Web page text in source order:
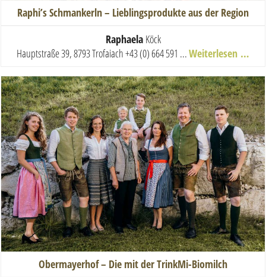
Raphi’s Schmankerln – Lieblingsprodukte aus der Region
Raphaela Köck
Hauptstraße 39, 8793 Trofaiach+43 (0) 664 591 ...Weiterlesen …
Obermayerhof – Die mit der TrinkMi-Biomilch